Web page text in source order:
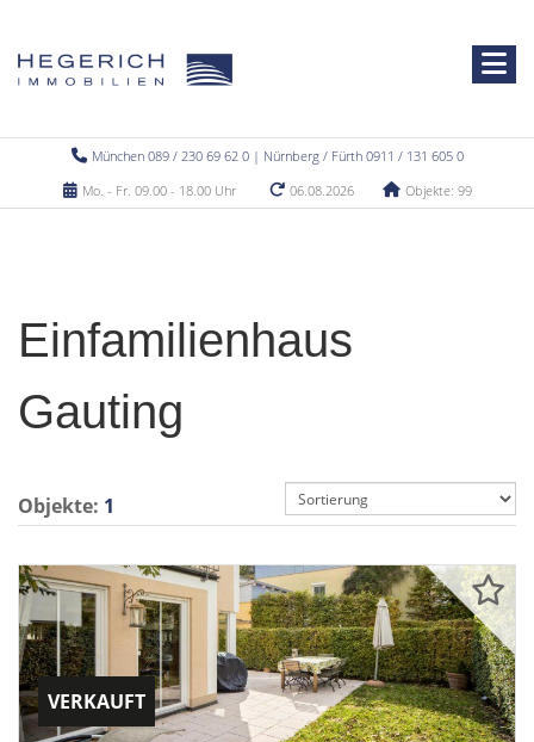
München 089 / 230 69 62 0 | Nürnberg / Fürth 0911 / 131 605 0
Mo. - Fr. 09.00 - 18.00 Uhr
06.08.2026 Objekte: 99
Einfamilienhaus
Gauting
Objekte: 1
VERKAUFT